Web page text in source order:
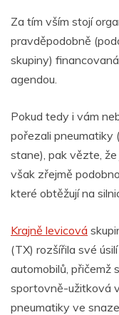
Za tím vším stojí
pravděpodobně
skupiny)
agendou.
Pokud tedy i vám
pořezali pneumatiky
stane), pak vězte,
však zřejmě
které obtěžují na
Krajně levicová
(TX) rozšířila své
automobilů, přičemž
sportovně-užitková
pneumatiky ve